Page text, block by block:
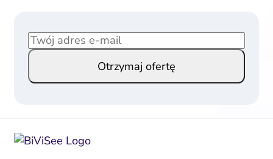
E
m
E
E
m
Otrzymaj ofertę